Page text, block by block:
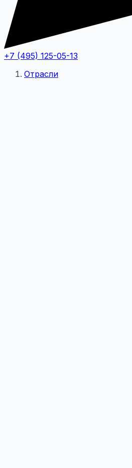
+7 (495) 125-05-13
Отрасли